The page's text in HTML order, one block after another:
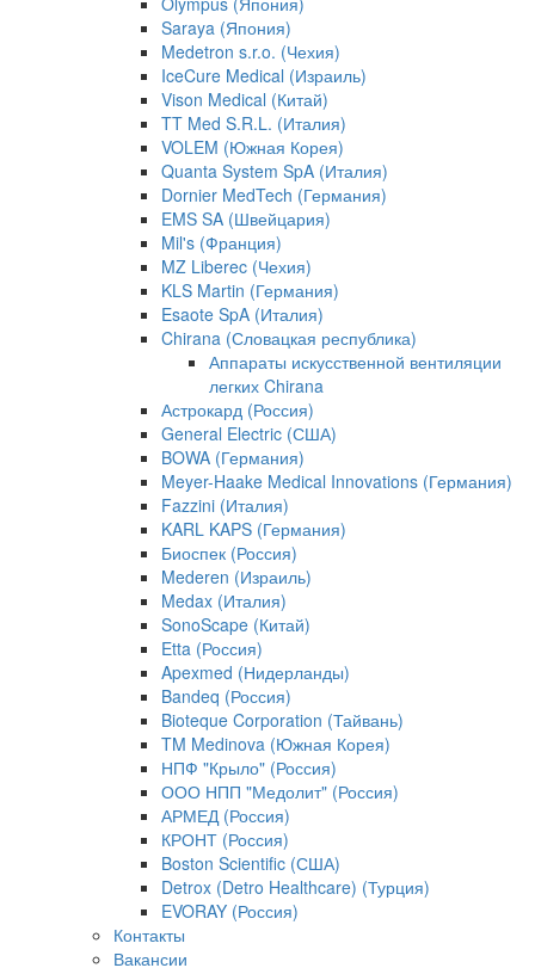
Saraya (Япония)
Medetron s.r.o. (Чехия)
IceCure Medical (Израиль)
Vison Medical (Китай)
TT Med S.R.L. (Италия)
VOLEM (Южная Корея)
Quanta System SpA (Италия)
Dornier MedTech (Германия)
EMS SA (Швейцария)
Mil's (Франция)
MZ Liberec (Чехия)
KLS Martin (Германия)
Esaote SpA (Италия)
Chirana (Словацкая республика)
Аппараты искусственной вентиляции
легких Chirana
Астрокард (Россия)
General Electric (США)
BOWA (Германия)
Meyer-Haake Medical Innovations (Германия)
Fazzini (Италия)
KARL KAPS (Германия)
Биоспек (Россия)
Mederen (Израиль)
Medax (Италия)
SonoScape (Китай)
Etta (Россия)
Apexmed (Нидерланды)
Bandeq (Россия)
Bioteque Corporation (Тайвань)
TM Medinova (Южная Корея)
НПФ "Крыло" (Россия)
ООО НПП "Медолит" (Россия)
АРМЕД (Россия)
КРОНТ (Россия)
Boston Scientific (США)
Detrox (Detro Healthcare) (Турция)
EVORAY (Россия)
Контакты
Вакансии